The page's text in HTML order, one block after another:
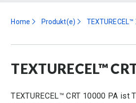
Home Produkt(e) TEXTURECEL™
TEXTURECEL™
TEXTURECEL™ CRT 10000 PA ist